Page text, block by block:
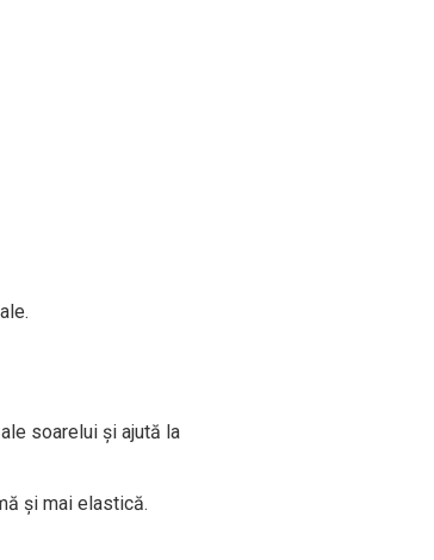
soarelui și ajută la
și mai elastică.